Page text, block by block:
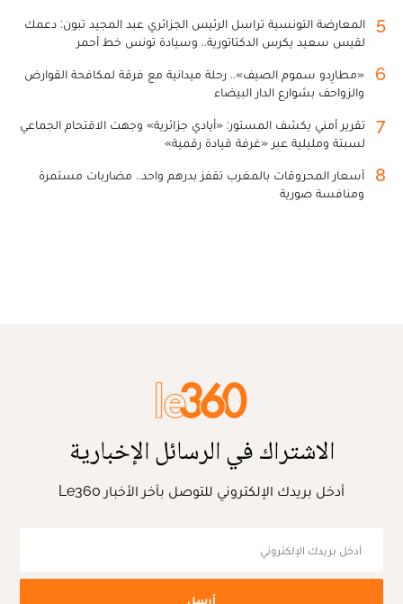
5
المعارضة التونسية تراسل الرئيس الجزائري عبد المجيد تبون: دعمك
لقيس سعيد يكرس الدكتاتورية.. وسيادة تونس خط أحمر
6
«مطارِدو سموم الصيف».. رحلة ميدانية مع فرقة لمكافحة القوارض
والزواحف بشوارع الدار البيضاء
7
تقرير أمني يكشف المستور: «أيادي جزائرية» وجهت الاقتحام الجماعي
لسبتة ومليلية عبر «غرفة قيادة رقمية»
8
أسعار المحروقات بالمغرب تقفز بدرهم واحد.. مضاربات مستمرة
ومنافسة صورية
الاشتراك في الرسائل الإخبارية
أدخل بريدك الإلكتروني للتوصل بآخر الأخبار Le360
أرسل